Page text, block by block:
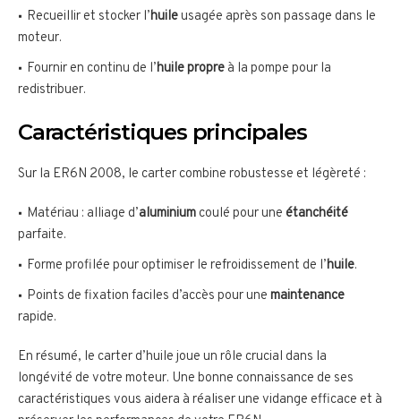
Recueillir et stocker l’huileusagée après son passage dans le
moteur.
Fournir en continu de l’huile propre à la pompe pour la
redistribuer.
Caractéristiques principales
Sur la ER6N 2008, le carter combine robustesse et légèreté :
Matériau : alliage d’aluminium coulé pour une étanchéité
parfaite.
Forme profilée pour optimiser le refroidissement de l’huile.
Points de fixation faciles d’accès pour une maintenance
rapide.
En résumé, le carter d’huile joue un rôle crucial dans la
longévité de votre moteur. Une bonne connaissance de ses
caractéristiques vous aidera à réaliser une vidange efficace et à